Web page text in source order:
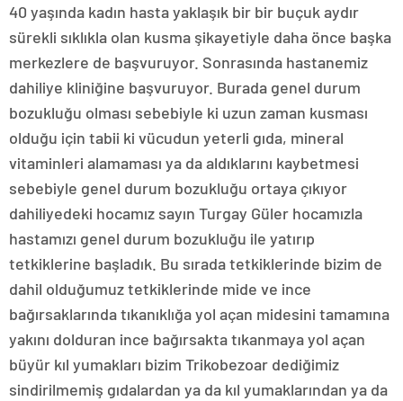
40 yaşında kadın hasta yaklaşık bir bir buçuk aydır
sürekli sıklıkla olan kusma şikayetiyle daha önce başka
merkezlere de başvuruyor. Sonrasında hastanemiz
dahiliye kliniğine başvuruyor. Burada genel durum
bozukluğu olması sebebiyle ki uzun zaman kusması
olduğu için tabii ki vücudun yeterli gıda, mineral
vitaminleri alamaması ya da aldıklarını kaybetmesi
sebebiyle genel durum bozukluğu ortaya çıkıyor
dahiliyedeki hocamız sayın Turgay Güler hocamızla
hastamızı genel durum bozukluğu ile yatırıp
tetkiklerine başladık. Bu sırada tetkiklerinde bizim de
dahil olduğumuz tetkiklerinde mide ve ince
bağırsaklarında tıkanıklığa yol açan midesini tamamına
yakını dolduran ince bağırsakta tıkanmaya yol açan
büyür kıl yumakları bizim Trikobezoar dediğimiz
sindirilmemiş gıdalardan ya da kıl yumaklarından ya da